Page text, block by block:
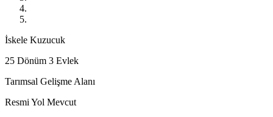
İskele Kuzucuk
25 Dönüm 3 Evlek
Tarımsal Gelişme Alanı
Resmi Yol Mevcut